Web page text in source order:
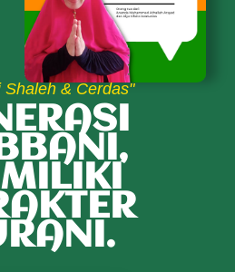
Shaleh & Cerdas"